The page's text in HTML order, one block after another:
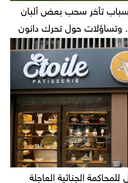
تأخر سحب بعض ألبان
وتساؤلات حول تحرك دانون
الجنائية العاجلة